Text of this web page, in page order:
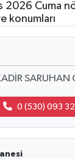
2026 Cuma
konumları
0 (530) 093